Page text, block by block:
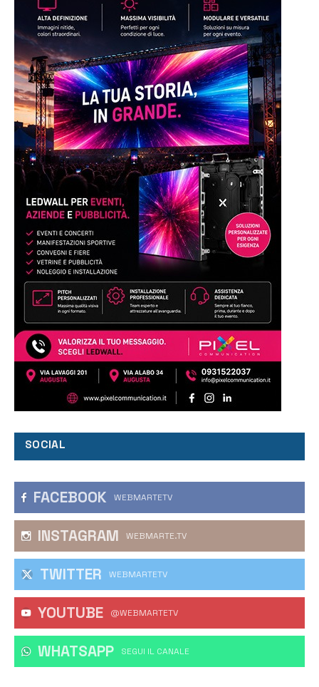
SOCIAL
FACEBOOK WEBMARTETV
INSTAGRAM WEBMARTE.TV
TWITTER WEBMARTETV
YOUTUBE @WEBMARTETV
WHATSAPP ‎SEGUI IL CANALE